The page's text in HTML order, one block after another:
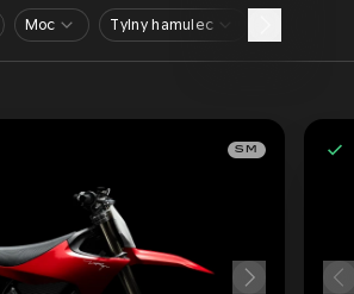
Moc Tylny hamulec
SM